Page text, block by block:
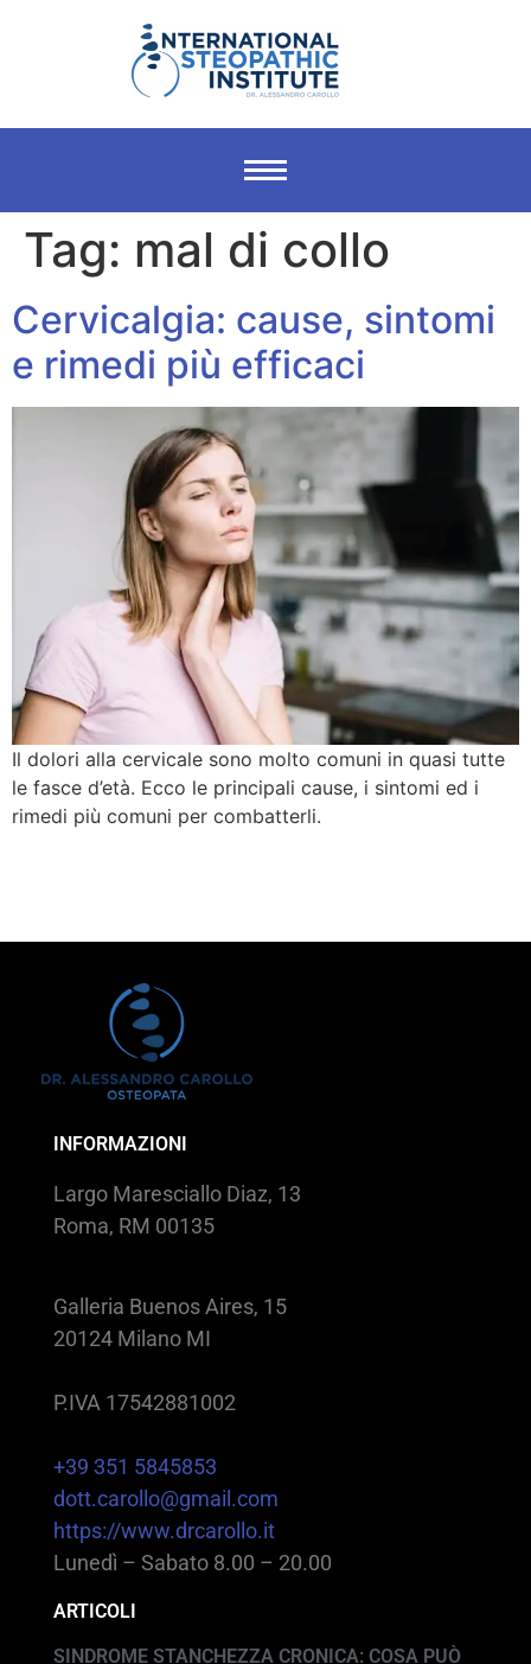
Tag: mal di collo
Cervicalgia: cause, sintomi
e rimedi più efficaci
Il dolori alla cervicale sono molto comuni in quasi tutte
le fasce d’età. Ecco le principali cause, i sintomi ed i
rimedi più comuni per combatterli.
INFORMAZIONI
Largo Maresciallo Diaz, 13
Roma, RM 00135
Galleria Buenos Aires, 15
20124 Milano MI
P.IVA 17542881002
+39 351 5845853
dott.carollo@gmail.com
https://www.drcarollo.it
Lunedì – Sabato 8.00 – 20.00
ARTICOLI
SINDROME STANCHEZZA CRONICA: COSA PUÒ